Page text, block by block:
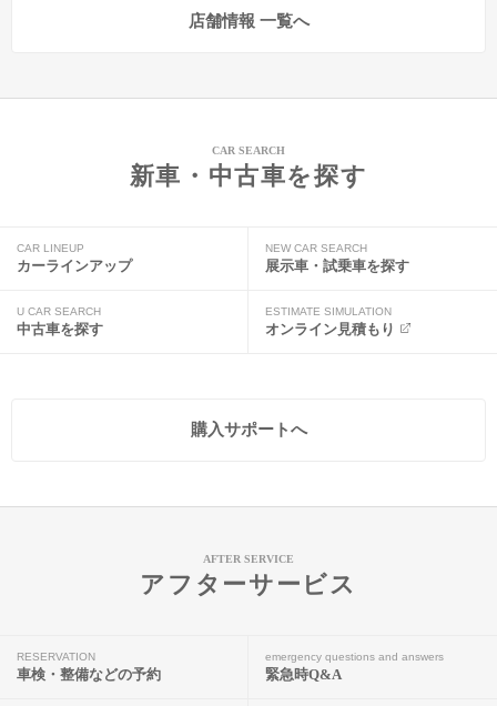
店舗情報 一覧へ
CAR SEARCH
新車・中古車を探す
CAR LINEUP
カーラインアップ
NEW CAR SEARCH
展示車・試乗車を探す
U CAR SEARCH
中古車を探す
ESTIMATE SIMULATION
オンライン見積もり
購入サポートへ
AFTER SERVICE
アフターサービス
RESERVATION
車検・整備などの予約
emergency questions and answers
緊急時Q&A